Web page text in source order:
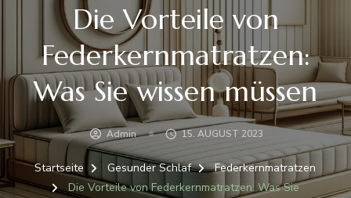
Die Vorteile von
Federkernmatratzen:
Was Sie wissen müssen
Admin 15. AUGUST 2023
Startseite Gesunder Schlaf
Federkernmatratzen
Die Vorteile von Federkernmatratzen: Was Sie